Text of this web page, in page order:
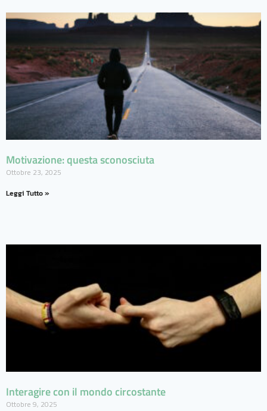
Motivazione: questa sconosciuta
Ottobre 23, 2025
Leggi Tutto »
Interagire con il mondo circostante
Ottobre 9, 2025